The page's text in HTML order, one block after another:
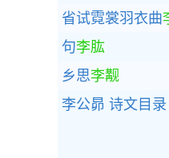
省试霓裳羽衣曲
句李肱
乡思李觏
李公昴 诗文目录